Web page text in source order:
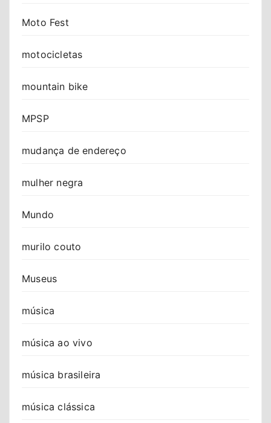
Moto Fest
motocicletas
mountain bike
MPSP
mudança de endereço
mulher negra
Mundo
murilo couto
Museus
música
música ao vivo
música brasileira
música clássica